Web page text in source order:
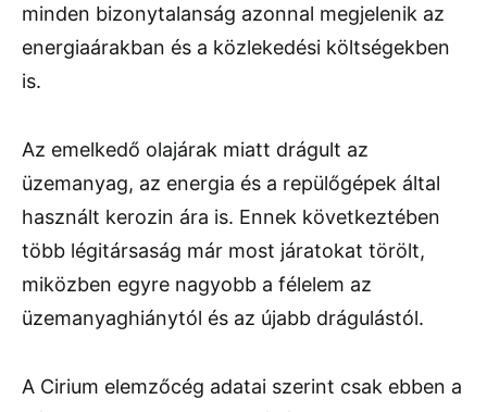
minden bizonytalanság azonnal megjelenik az
energiaárakban és a közlekedési költségekben
is.
Az emelkedő olajárak miatt drágult az
üzemanyag, az energia és a repülőgépek által
használt kerozin ára is. Ennek következtében
több légitársaság már most járatokat törölt,
miközben egyre nagyobb a félelem az
üzemanyaghiánytól és az újabb drágulástól.
A Cirium elemzőcég adatai szerint csak ebben a